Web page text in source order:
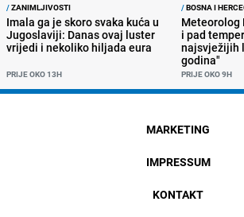
/ZANIMLJIVOSTI
Imala ga je skoro svaka kuća u
Jugoslaviji: Danas ovaj luster
vrijedi i nekoliko hiljada eura
PRIJE OKO 13H
/BOSNA I
Meteorolog
i pad
najsvježijih
godina"
PRIJE OKO 9H
MARKETING
IMPRESSUM
KONTAKT